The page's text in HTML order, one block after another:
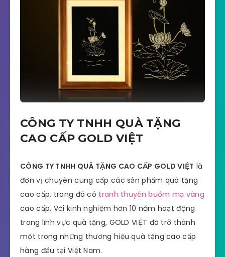
CÔNG TY TNHH QUÀ TẶNG
CAO CẤP GOLD VIỆT
CÔNG TY TNHH QUÀ TẶNG CAO CẤP GOLD VIỆT là
đơn vị chuyên cung cấp các sản phẩm quà tặng
cao cấp, trong đó có tranh thuyền buồm mạ vàng
cao cấp. Với kinh nghiệm hơn 10 năm hoạt động
trong lĩnh vực quà tặng, GOLD VIỆT đã trở thành
một trong những thương hiệu quà tặng cao cấp
hàng đầu tại Việt Nam.